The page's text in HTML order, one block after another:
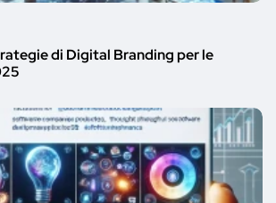
di Digital Branding per le